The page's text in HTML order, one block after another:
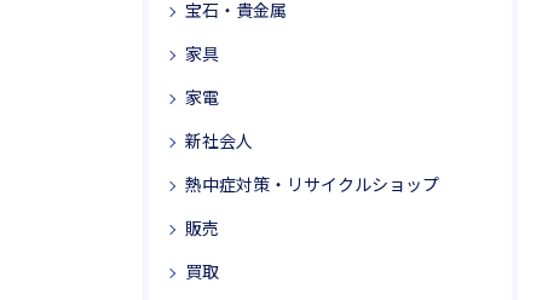
宝石・貴金属
家具
家電
新社会人
熱中症対策・リサイクルショップ
販売
買取